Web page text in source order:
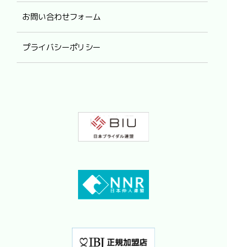
お問い合わせフォーム
プライバシーポリシー